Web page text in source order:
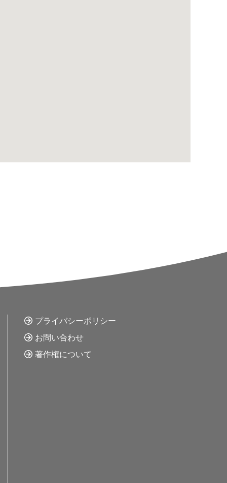
プライバシーポリシー
お問い合わせ
著作権について